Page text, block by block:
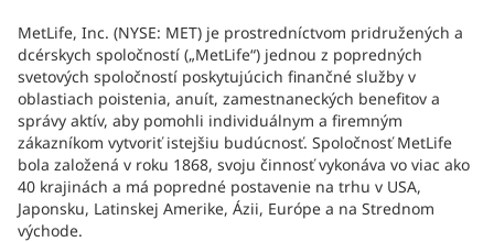
MetLife, Inc. (NYSE: MET) je prostredníctvom pridružených a
dcérskych spoločností („MetLife“) jednou z popredných
svetových spoločností poskytujúcich finančné služby v
oblastiach poistenia, anuít, zamestnaneckých benefitov a
správy aktív, aby pomohli individuálnym a firemným
zákazníkom vytvoriť istejšiu budúcnosť. Spoločnosť MetLife
bola založená v roku 1868, svoju činnosť vykonáva vo viac ako
40 krajinách a má popredné postavenie na trhu v USA,
Japonsku, Latinskej Amerike, Ázii, Európe a na Strednom
východe.